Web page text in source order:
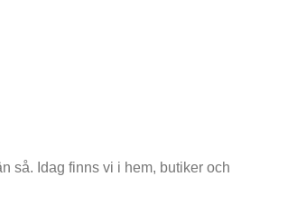
så. Idag finns vi i hem, butiker och